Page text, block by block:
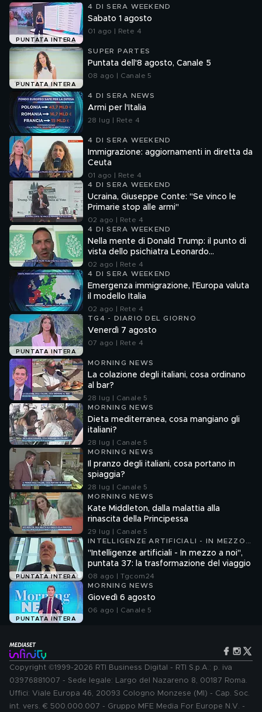
PUNTATA INTERA
4 DI SERA WEEKEND
Sabato 1 agosto
01 ago | Rete 4
PUNTATA INTERA
SUPER PARTES
Puntata dell'8 agosto, Canale 5
08 ago | Canale 5
4 DI SERA NEWS
Armi per l'Italia
28 lug | Rete 4
4 DI SERA WEEKEND
Immigrazione: aggiornamenti in diretta da
Ceuta
01 ago | Rete 4
4 DI SERA WEEKEND
Ucraina, Giuseppe Conte: "Se vinco le
Primarie stop alle armi"
02 ago | Rete 4
4 DI SERA WEEKEND
Nella mente di Donald Trump: il punto di
vista dello psichiatra Leonardo
Mendolicchio
02 ago | Rete 4
4 DI SERA WEEKEND
Emergenza immigrazione, l'Europa valuta
il modello Italia
02 ago | Rete 4
PUNTATA INTERA
TG4 - DIARIO DEL GIORNO
Venerdì 7 agosto
07 ago | Rete 4
MORNING NEWS
La colazione degli italiani, cosa ordinano
al bar?
28 lug | Canale 5
MORNING NEWS
Dieta mediterranea, cosa mangiano gli
italiani?
28 lug | Canale 5
MORNING NEWS
Il pranzo degli italiani, cosa portano in
spiaggia?
28 lug | Canale 5
MORNING NEWS
Kate Middleton, dalla malattia alla
rinascita della Principessa
29 lug | Canale 5
PUNTATA INTERA
INTELLIGENZE ARTIFICIALI - IN MEZZO
A NOI
"Intelligenze artificiali - In mezzo a noi",
puntata 37: la trasformazione del viaggio
08 ago | Tgcom24
PUNTATA INTERA
MORNING NEWS
Giovedì 6 agosto
06 ago | Canale 5
Copyright ©1999-2026 RTI Business Digital - RTI S.p.A.: p. iva
03976881007 - Sede legale: Largo del Nazareno 8, 00187 Roma.
Uffici: Viale Europa 46, 20093 Cologno Monzese (MI) - Cap. Soc.
int. vers. € 500.000.007 - Gruppo MFE Media For Europe N.V. -